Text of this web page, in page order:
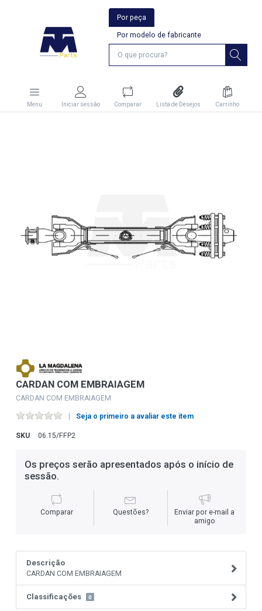
Por peça
Por modelo de fabricante
Menu Iniciar sessão Comparar Lista de Desejos Carrinho
CARDAN COM EMBRAIAGEM
CARDAN COM EMBRAIAGEM
Seja o primeiro a avaliar este item
SKU 06.15/FFP2
Os preços serão apresentados após o início de
sessão.
Comparar Questões?
Enviar por e-mail a
amigo
Descrição
CARDAN COM EMBRAIAGEM
Classificações 0